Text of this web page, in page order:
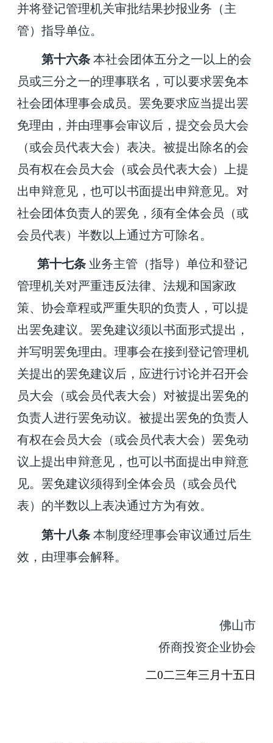
并将登记管理机关审批结果抄报业务（主
管）指导单位。
第十六条 本社会团体五分之一以上的会
员或三分之一的理事联名，可以要求罢免本
社会团体理事会成员。罢免要求应当提出罢
免理由，并由理事会审议后，提交会员大会
（或会员代表大会）表决。被提出除名的会
员有权在会员大会（或会员代表大会）上提
出申辩意见，也可以书面提出申辩意见。对
社会团体负责人的罢免，须有全体会员（或
会员代表）半数以上通过方可除名。
第十七条 业务主管（指导）单位和登记
管理机关对严重违反法律、法规和国家政
策、协会章程或严重失职的负责人，可以提
出罢免建议。罢免建议须以书面形式提出，
并写明罢免理由。理事会在接到登记管理机
关提出的罢免建议后，应进行讨论并召开会
员大会（或会员代表大会）对被提出罢免的
负责人进行罢免动议。被提出罢免的负责人
有权在会员大会（或会员代表大会）罢免动
议上提出申辩意见，也可以书面提出申辩意
见。罢免建议须得到全体会员（或会员代
表）的半数以上表决通过方为有效。
第十八条 本制度经理事会审议通过后生
效，由理事会解释。
佛山市
侨商投资企业协会
二0二三年三 月 十五 日